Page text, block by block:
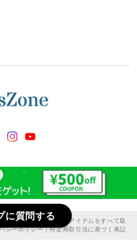
ベート、出勤服などのアイテムをすべて取
シーポリシー|特定商取引法に基づく表記
に質問する